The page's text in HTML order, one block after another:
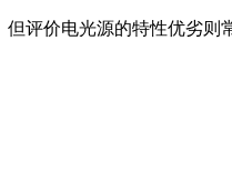
评价电光源的特性优劣